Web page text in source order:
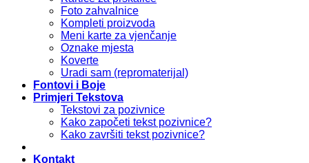
Foto zahvalnice
Kompleti proizvoda
Meni karte za vjenčanje
Oznake mjesta
Koverte
Uradi sam (repromaterijal)
Fontovi i Boje
Primjeri Tekstova
Tekstovi za pozivnice
Kako započeti tekst pozivnice?
Kako završiti tekst pozivnice?
Kontakt